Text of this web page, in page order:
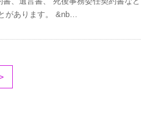
があります。 &nb…